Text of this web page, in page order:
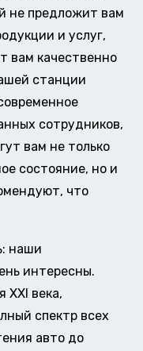
не предложит вам
и услуг,
вам качественно
станции
сотрудников,
вам не только
состояние, но и
что
наши
интересны.
XXI века,
спектр всех
авто до